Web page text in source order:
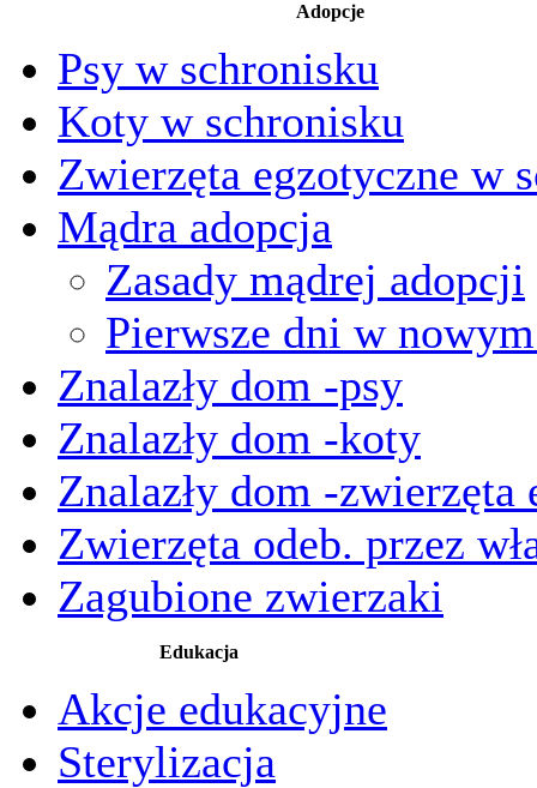
Adopcje
Psy w schronisku
Koty w schronisku
Zwierzęta egzotyczne w
Mądra adopcja
Zasady mądrej adopcji
Pierwsze dni w
Znalazły dom -psy
Znalazły dom -koty
Znalazły dom -zwierzęta
Zwierzęta odeb. przez
Zagubione zwierzaki
Edukacja
Akcje edukacyjne
Sterylizacja